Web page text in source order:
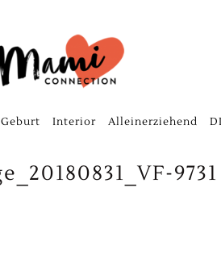
Geburt Interior Alleinerziehend
9731